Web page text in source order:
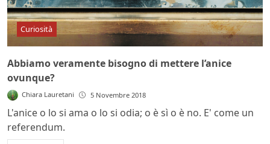
Curiosità
Abbiamo veramente bisogno di mettere l’anice
ovunque?
Chiara Lauretani 5 Novembre 2018
L'anice o lo si ama o lo si odia; o è sì o è no. E' come un
referendum.